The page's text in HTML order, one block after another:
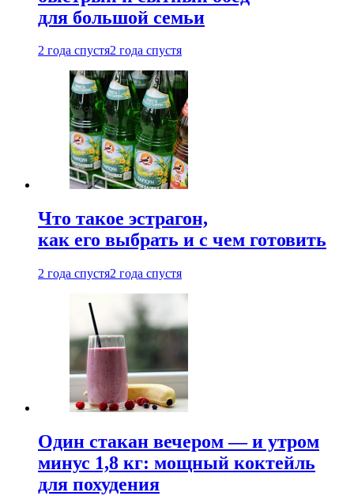
для большой семьи
2 года спустя2 года спустя
Что такое эстрагон,
как его выбрать и с чем готовить
2 года спустя2 года спустя
Один стакан вечером — и утром
минус 1,8 кг: мощный коктейль
для похудения